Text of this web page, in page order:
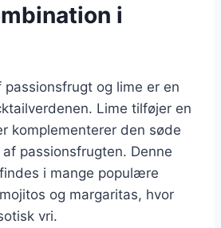
i
passionsfrugt og lime er en
Lime tilføjer en
komplementerer den søde
passionsfrugten. Denne
i mange populære
og margaritas, hvor
vri.